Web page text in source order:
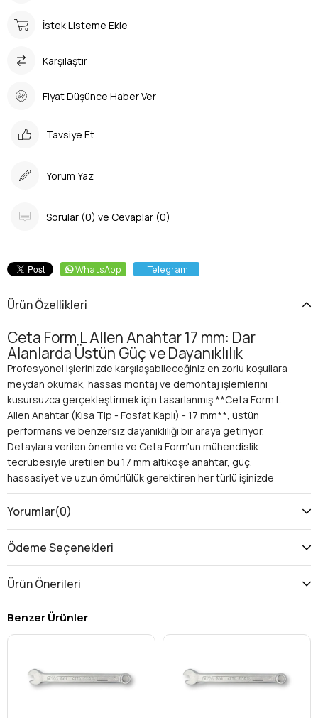
İstek Listeme Ekle
Karşılaştır
Fiyat Düşünce Haber Ver
Tavsiye Et
Yorum Yaz
Sorular (0) ve Cevaplar (0)
WhatsApp Telegram
Ürün Özellikleri
Ceta Form L Allen Anahtar 17 mm: Dar
Alanlarda Üstün Güç ve Dayanıklılık
Profesyonel işlerinizde karşılaşabileceğiniz en zorlu koşullara
meydan okumak, hassas montaj ve demontaj işlemlerini
kusursuzca gerçekleştirmek için tasarlanmış **Ceta Form L
Allen Anahtar (Kısa Tip - Fosfat Kaplı) - 17 mm**, üstün
performans ve benzersiz dayanıklılığı bir araya getiriyor.
Detaylara verilen önemle ve Ceta Form'un mühendislik
tecrübesiyle üretilen bu 17 mm altıköşe anahtar, güç,
hassasiyet ve uzun ömürlülük gerektiren her türlü işinizde
vazgeçilmez yardımcınız olacak. Kısa tip tasarımı sayesinde
erişilmesi zor alanlarda bile mükemmel kavrama sunarken,
gösterir.
Neden Ceta Form 17 mm Kısa Tip Fosfat
Kaplı L Allen Anahtar Tercih Etmelisiniz?
Ceta Form, el aletleri sektöründe kalitesi ve yenilikçiliğiyle
aşacak özelliklerle donatılmıştır:
Fosfat Kaplamanın Gücü: Korozyona Karşı Maksimum
* **Üstün Pas Direnci:** Özel fosfat kaplama sayesinde
anahtar, nemli ve zorlu çalışma ortamlarında dahi paslanmaya
Yorumlar(0)
Ödeme Seçenekleri
Ürün Önerileri
Benzer Ürünler